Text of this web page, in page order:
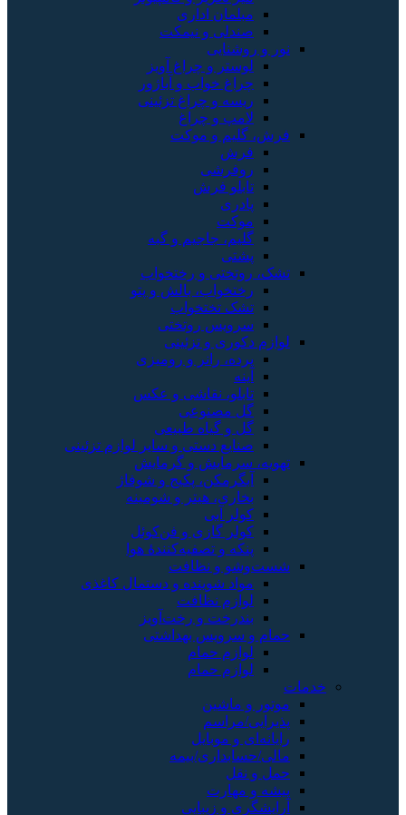
مبلمان اداری
صندلی و نیمکت
نور و روشنایی
لوستر و چراغ آویز
چراغ خواب و آباژور
ریسه و چراغ تزئینی
لامپ و چراغ
فرش، گلیم و موکت
فرش
روفرشی
تابلو فرش
پادری
موکت
گلیم، جاجیم و گبه
پشتی
تشک، روتختی و رختخواب
رختخواب، بالش و پتو
تشک تختخواب
سرویس روتختی
لوازم دکوری و تزئینی
پرده، رانر و رومیزی
آینه
تابلو، نقاشی و عکس
گل مصنوعی
گل و گیاه طبیعی
صنایع دستی و سایر لوازم تزئینی
تهویه، سرمایش و گرمایش
آبگرمکن، پکیج و شوفاژ
بخاری، هیتر و شومینه
کولر آبی
کولر گازی و فن‌کوئل
پنکه و تصفیه‌کنندهٔ هوا
شست‌وشو و نظافت
مواد شوینده و دستمال کاغذی
لوازم نظافت
بندرخت و رخت‌آویز
حمام و سرویس بهداشتی
لوازم حمام
لوازم حمام
خدمات
موتور و ماشین
پذیرایی/مراسم
رایانه‌ای و موبایل
مالی/حسابداری/بیمه
حمل و نقل
پیشه و مهارت
آرایشگری و زیبایی